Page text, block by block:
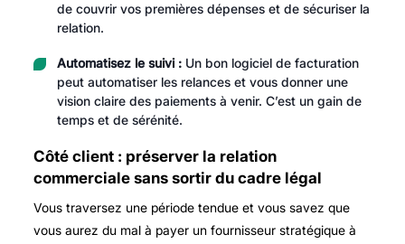
de couvrir vos premières dépenses et de sécuriser la
relation.
Automatisez le suivi :Un bon logiciel de facturation
peut automatiser les relances et vous donner une
vision claire des paiements à venir. C’est un gain de
temps et de sérénité.
Côté client : préserver la relation
commerciale sans sortir du cadre légal
Vous traversez une période tendue et vous savez que
vous aurez du mal à payer un fournisseur stratégique à